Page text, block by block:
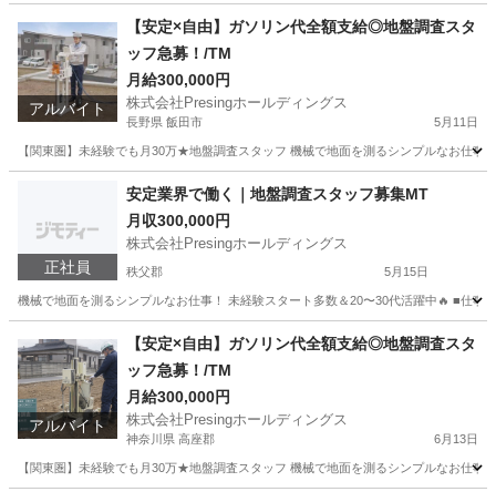
アルバイト
【安定×自由】ガソリン代全額支給◎地盤調査スタ
ッフ急募！/TM
月給300,000円
株式会社Presingホールディングス
長野県 飯田市 5月11日
【関東圏】未経験でも月30万★地盤調査スタッフ 機械で地面を測るシンプルなお仕
その他
正社員
安定業界で働く｜地盤調査スタッフ募集MT
月収300,000円
株式会社Presingホールディングス
秩父郡 5月15日
機械で地面を測るシンプルなお仕事！ 未経験スタート多数＆20〜30代活躍中🔥 ■仕
土木 未経験
アルバイト
【安定×自由】ガソリン代全額支給◎地盤調査スタ
ッフ急募！/TM
月給300,000円
株式会社Presingホールディングス
神奈川県 高座郡 6月13日
【関東圏】未経験でも月30万★地盤調査スタッフ 機械で地面を測るシンプルなお仕